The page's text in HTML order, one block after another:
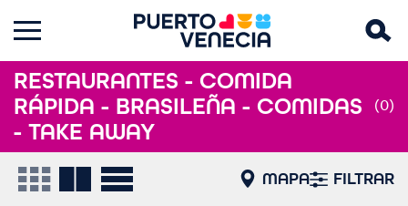
RESTAURANTES - COMIDA
RÁPIDA - BRASILEÑA - COMIDAS
- TAKE AWAY
(0)
MAPA FILTRAR